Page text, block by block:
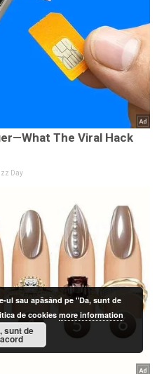
ul sau apăsând pe "Da, sunt de
de cookiesmore information
sunt de
acord